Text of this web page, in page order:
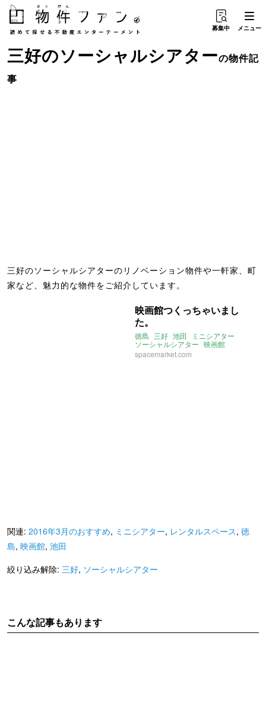
募集中 メニュー
三好のソーシャルシアターの物件記
事
三好のソーシャルシアターのリノベーション物件や一軒家、町
家など、魅力的な物件をご紹介しています。
映画館つくっちゃいまし
た。
徳島 三好 池田
ミニシアター
ソーシャルシアター 映画館
レンタルスペース
2016年3月のおすすめ
spacemarket.com
関連: 2016年3月のおすすめ, ミニシアター, レンタルスペース, 徳
島, 映画館, 池田
絞り込み解除: 三好, ソーシャルシアター
こんな記事もあります